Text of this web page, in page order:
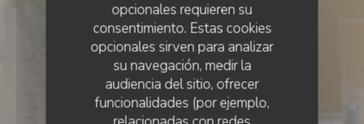
opcionales requieren su
consentimiento. Estas cookies
opcionales sirven para analizar
su navegación, medir la
audiencia del sitio, ofrecer
funcionalidades (por ejemplo,